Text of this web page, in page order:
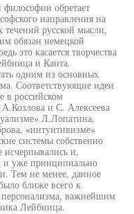
философии обретает
направления на
русской мысли,
обязан немецкой
это касается творчества
и Канта.
одним из основных
Соответствующие идеи
в российском
и С. Алексеева
Л.Лопатина,
«интуитивизме»
системы собственно
и,
и уже принципиально
Тем не менее, данное
ближе всего к
персонализма, важнейшим
Лейбница.